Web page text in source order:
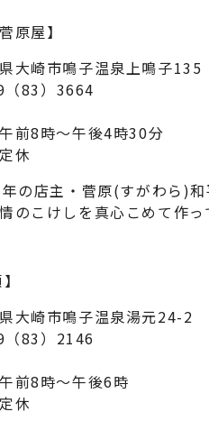
原屋】
大崎市鳴子温泉上鳴子135
（83）3664
前8時～午後4時30分
休
の店主・菅原(すがわら)
のこけしを真心こめて作っ
大崎市鳴子温泉湯元24-2
83）2146
前8時～午後6時
休